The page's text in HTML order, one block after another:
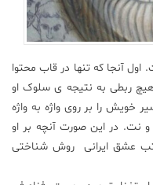
آنجا که تنها در قاب محتوا
ربطی به نتیجه ی سلوک او
خویش را بر روی واژه به واژه
نت. در این صورت آنچه بر او
مکتب عشق ایرانی روش شناختی